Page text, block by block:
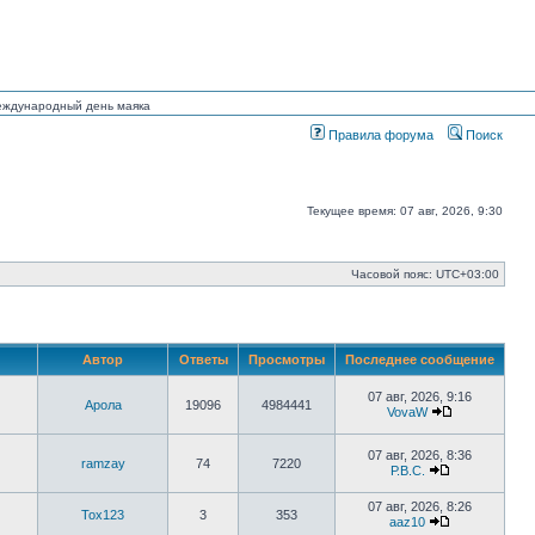
день маяка
Правила форума Поиск
Текущее время: 07 авг, 2026, 9:30
Часовой пояс: UTC+03:00
Автор Ответы Просмотры Последнее сообщение
Арола 19096 4984441
07 авг, 2026, 9:16
VovaW
к
последнему
ramzay 74 7220
07 авг, 2026, 8:36
Р.В.С.
к
последнему
Tox123 3 353
07 авг, 2026, 8:26
aaz10